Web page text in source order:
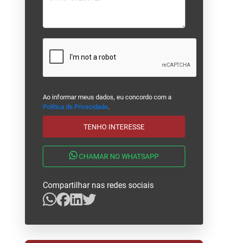
Ao informar meus dados, eu concordo com a
Política de Privacidade.
TENHO INTERESSE
CHAMAR NO WHATSAPP
Compartilhar nas redes sociais